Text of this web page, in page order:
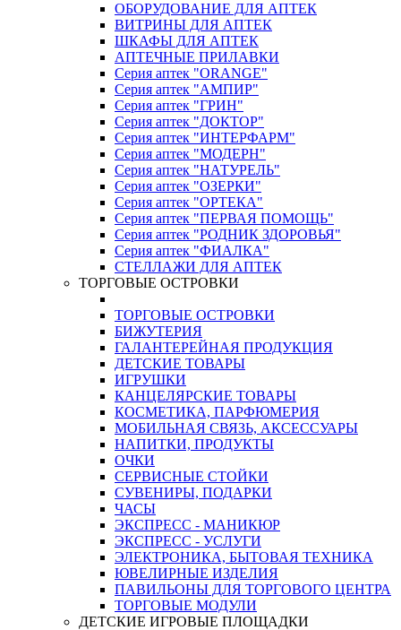
ОБОРУДОВАНИЕ ДЛЯ АПТЕК
ВИТРИНЫ ДЛЯ АПТЕК
ШКАФЫ ДЛЯ АПТЕК
АПТЕЧНЫЕ ПРИЛАВКИ
Серия аптек "ORANGE"
Серия аптек "АМПИР"
Серия аптек "ГРИН"
Серия аптек "ДОКТОР"
Серия аптек "ИНТЕРФАРМ"
Серия аптек "МОДЕРН"
Серия аптек "НАТУРЕЛЬ"
Серия аптек "ОЗЕРКИ"
Серия аптек "ОРТЕКА"
Серия аптек "ПЕРВАЯ ПОМОЩЬ"
Серия аптек "РОДНИК ЗДОРОВЬЯ"
Серия аптек "ФИАЛКА"
СТЕЛЛАЖИ ДЛЯ АПТЕК
ТОРГОВЫЕ ОСТРОВКИ
ТОРГОВЫЕ ОСТРОВКИ
БИЖУТЕРИЯ
ГАЛАНТЕРЕЙНАЯ ПРОДУКЦИЯ
ДЕТСКИЕ ТОВАРЫ
ИГРУШКИ
КАНЦЕЛЯРСКИЕ ТОВАРЫ
КОСМЕТИКА, ПАРФЮМЕРИЯ
МОБИЛЬНАЯ СВЯЗЬ, АКСЕССУАРЫ
НАПИТКИ, ПРОДУКТЫ
ОЧКИ
СЕРВИСНЫЕ СТОЙКИ
СУВЕНИРЫ, ПОДАРКИ
ЧАСЫ
ЭКСПРЕСС - МАНИКЮР
ЭКСПРЕСС - УСЛУГИ
ЭЛЕКТРОНИКА, БЫТОВАЯ ТЕХНИКА
ЮВЕЛИРНЫЕ ИЗДЕЛИЯ
ПАВИЛЬОНЫ ДЛЯ ТОРГОВОГО ЦЕНТРА
ТОРГОВЫЕ МОДУЛИ
ДЕТСКИЕ ИГРОВЫЕ ПЛОЩАДКИ